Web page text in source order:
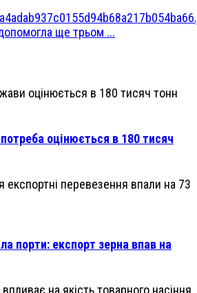
ще трьом ...
оцінюється в 180 тисяч
порти: експорт зерна впав на